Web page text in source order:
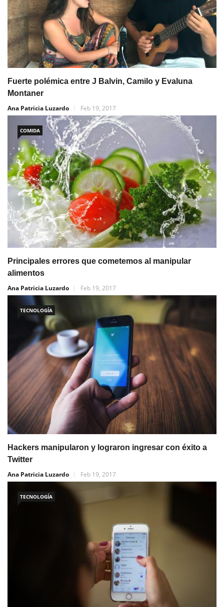
Fuerte polémica entre J Balvin, Camilo y Evaluna
Montaner
Ana Patricia Luzardo
Feb 19, 2017
COMIDA
Principales errores que cometemos al manipular
alimentos
Ana Patricia Luzardo
Feb 19, 2017
TECNOLOGÍA
Hackers manipularon y lograron ingresar con éxito a
Twitter
Ana Patricia Luzardo
Feb 19, 2017
TECNOLOGÍA